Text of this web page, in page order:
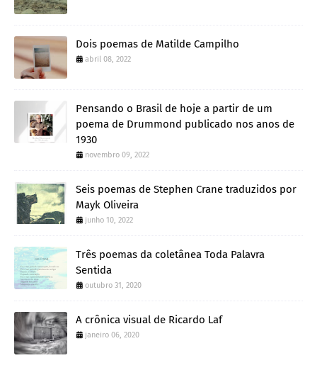
Dois poemas de Matilde Campilho
abril 08, 2022
Pensando o Brasil de hoje a partir de um
poema de Drummond publicado nos anos de
1930
novembro 09, 2022
Seis poemas de Stephen Crane traduzidos por
Mayk Oliveira
junho 10, 2022
Três poemas da coletânea Toda Palavra
Sentida
outubro 31, 2020
A crônica visual de Ricardo Laf
janeiro 06, 2020